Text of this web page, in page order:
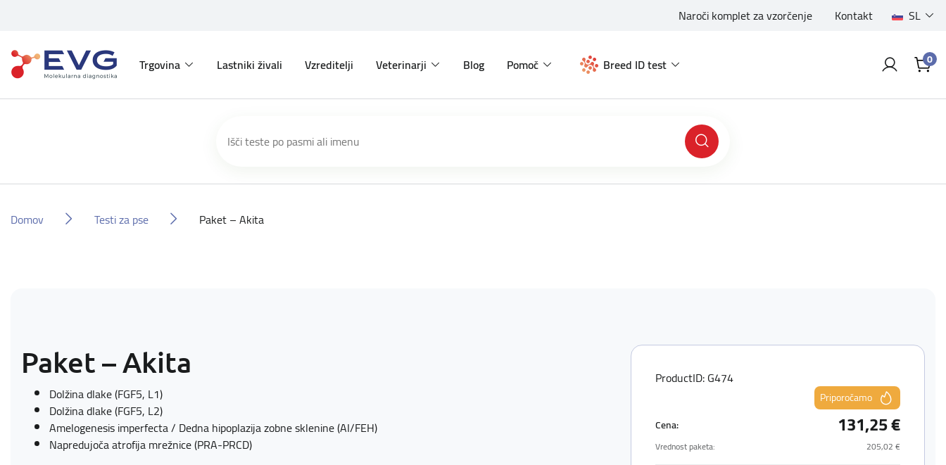
Naroči komplet za vzorčenje Kontakt SL
Trgovina Lastniki živali Vzreditelji Veterinarji Blog Pomoč Breed ID test 0
Domov Testi za pse Paket – Akita
Paket – Akita
Dolžina dlake (FGF5, L1)
Dolžina dlake (FGF5, L2)
Amelogenesis imperfecta / Dedna hipoplazija zobne sklenine (AI/FEH)
Napredujoča atrofija mrežnice (PRA-PRCD)
ProductID: G474
Priporočamo
Cena:
131,25 €
Vrednost paketa: 205,02 €